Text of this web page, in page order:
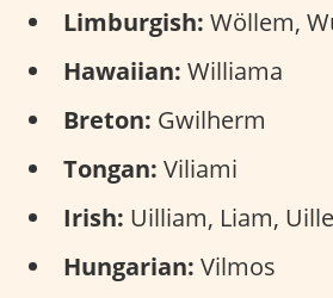
Limburgish: Wöllem,
Hawaiian: Williama
Breton: Gwilherm
Tongan: Viliami
Irish: Uilliam, Liam,
Hungarian: Vilmos